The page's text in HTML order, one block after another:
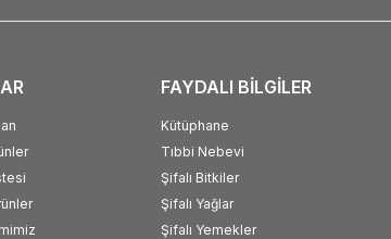
FAYDALI BİLGİLER
Kütüphane
Tıbbi Nebevi
Şifalı Bitkiler
Şifalı Yağlar
Şifalı Yemekler